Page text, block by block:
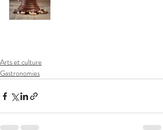
Arts et culture
Gastronomies